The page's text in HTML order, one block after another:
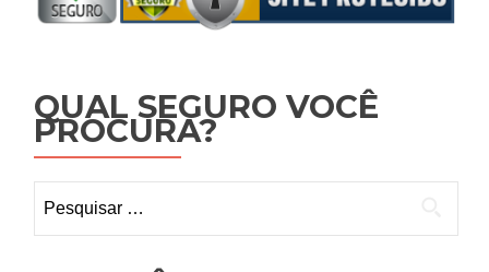
QUAL SEGURO VOCÊ
PROCURA?
por: